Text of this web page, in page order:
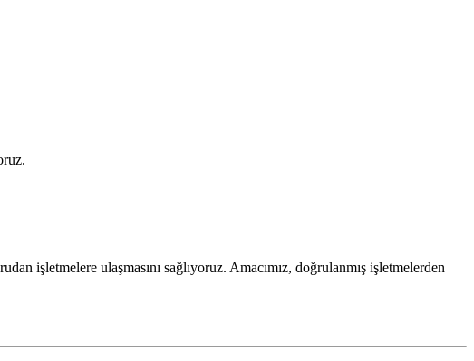
işletmelere ulaşmasını sağlıyoruz. Amacımız, doğrulanmış işletmelerden